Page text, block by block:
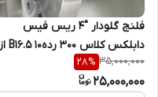
فلنج گلودار "4 ریس فیس
دابلکس کلاس 300 رده10 5.B16 از
جنس SA182/F51 F37
35,000,000
28%
25,000,000